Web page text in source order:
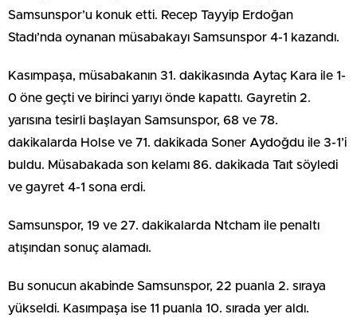
Samsunspor’u konuk etti. Recep Tayyip Erdoğan
Stadı’nda oynanan müsabakayı Samsunspor 4-1 kazandı.
Kasımpaşa, müsabakanın 31. dakikasında Aytaç Kara ile 1-
0 öne geçti ve birinci yarıyı önde kapattı. Gayretin 2.
yarısına tesirli başlayan Samsunspor, 68 ve 78.
dakikalarda Holse ve 71. dakikada Soner Aydoğdu ile 3-1’i
buldu. Müsabakada son kelamı 86. dakikada Taıt söyledi
ve gayret 4-1 sona erdi.
Samsunspor, 19 ve 27. dakikalarda Ntcham ile penaltı
atışından sonuç alamadı.
Bu sonucun akabinde Samsunspor, 22 puanla 2. sıraya
yükseldi. Kasımpaşa ise 11 puanla 10. sırada yer aldı.